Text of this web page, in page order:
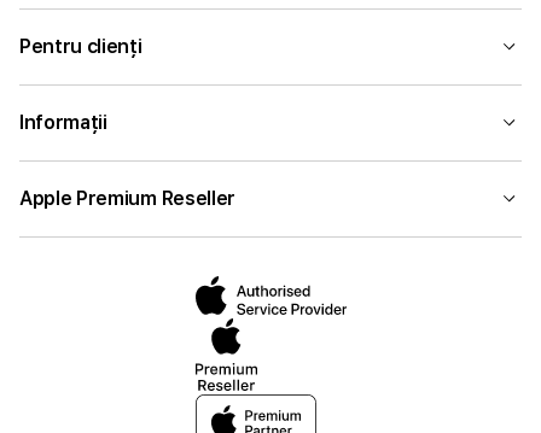
Pentru clienți
Informații
Apple Premium Reseller